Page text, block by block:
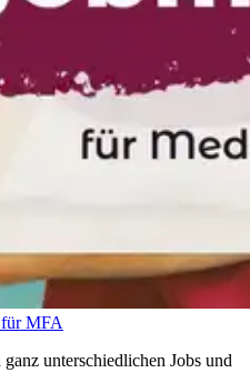
MFA
unterschiedlichen Jobs und